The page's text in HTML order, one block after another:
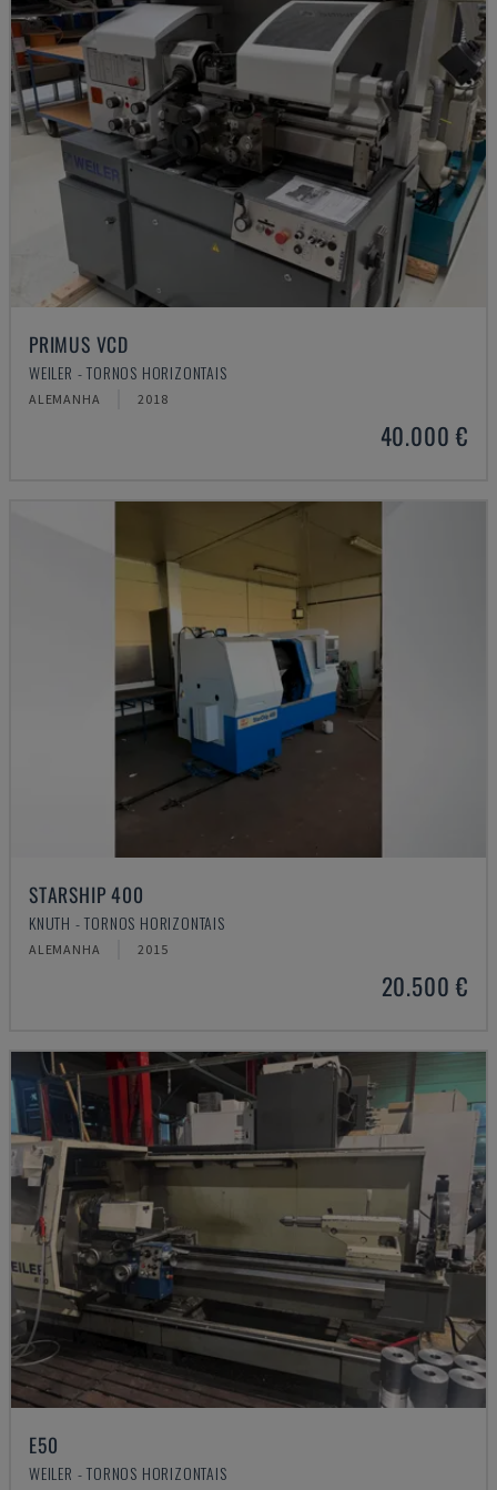
PRIMUS VCD
WEILER - TORNOS HORIZONTAIS
ALEMANHA 2018
40.000 €
STARSHIP 400
KNUTH - TORNOS HORIZONTAIS
ALEMANHA 2015
20.500 €
E50
WEILER - TORNOS HORIZONTAIS